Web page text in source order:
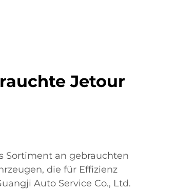
Jetour
Sortiment an gebrauchten
die für Effizienz
Auto Service Co., Ltd.